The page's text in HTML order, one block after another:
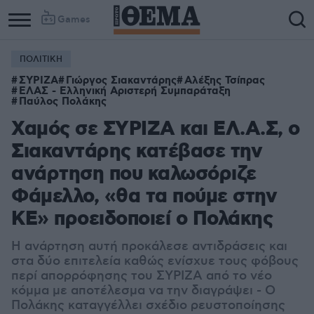
Games
ΠΟΛΙΤΙΚΗ
ΣΥΡΙΖΑ Γιώργος Σιακαντάρης Αλέξης Τσίπρας
ΕΛΑΣ - Ελληνική Αριστερή Συμπαράταξη
Παύλος Πολάκης
Χαμός σε ΣΥΡΙΖΑ και ΕΛ.Α.Σ, ο
Σιακαντάρης κατέβασε την
ανάρτηση που καλωσόριζε
Φάμελλο, «θα τα πούμε στην
ΚΕ» προειδοποιεί ο Πολάκης
Η ανάρτηση αυτή προκάλεσε αντιδράσεις και
στα δύο επιτελεία καθώς ενίσχυε τους φόβους
περί απορρόφησης του ΣΥΡΙΖΑ από το νέο
κόμμα με αποτέλεσμα να την διαγράψει - Ο
Πολάκης καταγγέλλει σχέδιο ρευστοποίησης